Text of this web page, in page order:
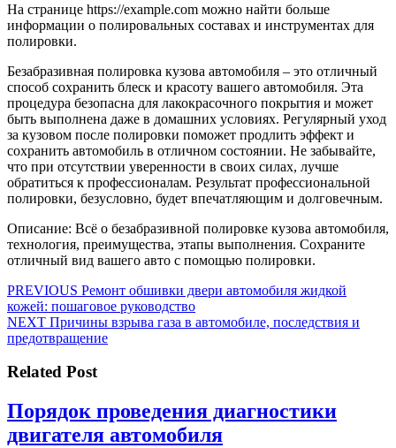
На странице https://example.com можно найти больше
информации о полировальных составах и инструментах для
полировки.
Безабразивная полировка кузова автомобиля – это отличный
способ сохранить блеск и красоту вашего автомобиля. Эта
процедура безопасна для лакокрасочного покрытия и может
быть выполнена даже в домашних условиях. Регулярный уход
за кузовом после полировки поможет продлить эффект и
сохранить автомобиль в отличном состоянии. Не забывайте,
что при отсутствии уверенности в своих силах, лучше
обратиться к профессионалам. Результат профессиональной
полировки, безусловно, будет впечатляющим и долговечным.
Описание: Всё о безабразивной полировке кузова автомобиля,
технология, преимущества, этапы выполнения. Сохраните
отличный вид вашего авто с помощью полировки.
Навигация
по
записям
PREVIOUS Предыдущая
запись:
Ремонт обшивки двери автомобиля жидкой
кожей: пошаговое руководство
NEXT Следующая
запись:
Причины взрыва газа в автомобиле, последствия и
предотвращение
Related Post
Порядок проведения диагностики
двигателя автомобиляПорядок